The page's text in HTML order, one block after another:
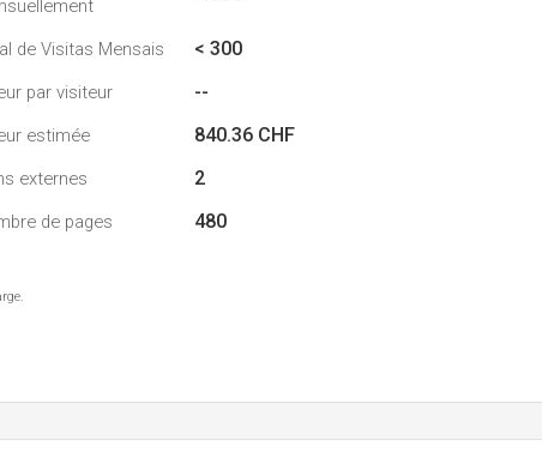
de Visitas Mensais < 300
par visiteur --
estimée 840.36 CHF
externes 2
de pages 480